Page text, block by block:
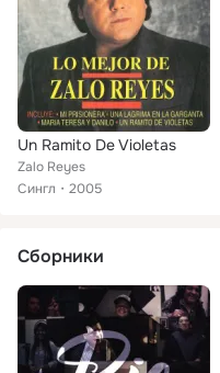
Un Ramito De Violetas
Zalo Reyes
Сингл
2005
Сборники